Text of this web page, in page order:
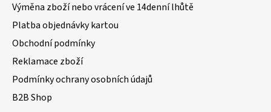
Výměna zboží nebo vrácení ve 14denní lhůtě
Platba objednávky kartou
Obchodní podmínky
Reklamace zboží
Podmínky ochrany osobních údajů
B2B Shop